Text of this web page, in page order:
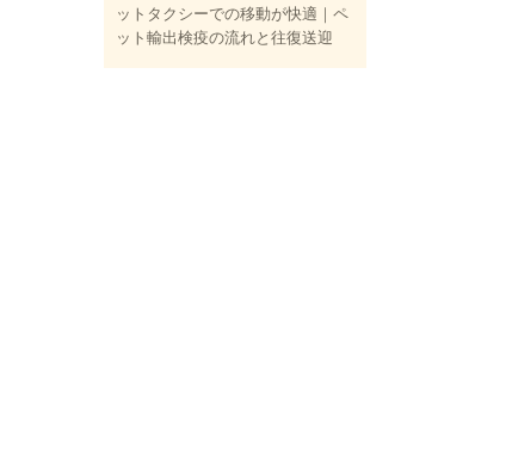
ットタクシーでの移動が快適｜ペ
ット輸出検疫の流れと往復送迎